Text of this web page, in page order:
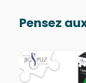
EAN
Pensez